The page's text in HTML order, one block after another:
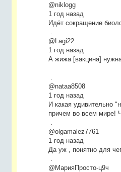
@niklogg
1 год назад
Идёт сокращение
@Lagi22
1 год назад
А жижа [вакцина]
@nataa8508
1 год назад
И какая удивительно
причем во всем мире!
@olgamalez7761
1 год назад
Да уж , понятно для
@МарияПросто-ц9ч